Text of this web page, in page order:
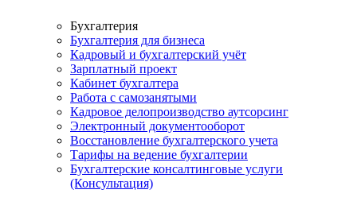
Бухгалтерия
Бухгалтерия для бизнеса
Кадровый и бухгалтерский учёт
Зарплатный проект
Кабинет бухгалтера
Работа с самозанятыми
Кадровое делопроизводство аутсорсинг
Электронный документооборот
Восстановление бухгалтерского учета
Тарифы на ведение бухгалтерии
Бухгалтерские консалтинговые услуги
(Консультация)